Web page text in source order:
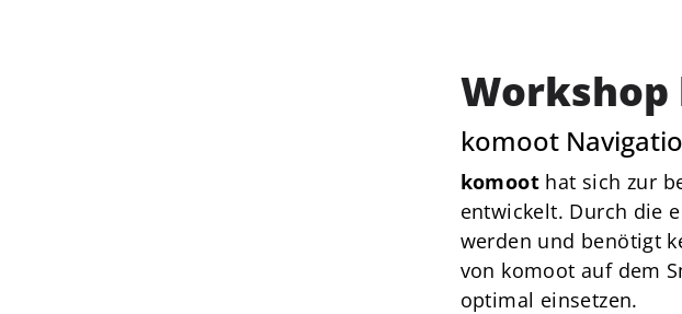
komoot
komoothat sich zur
entwickelt. Durch die
werden und benötigt
von komoot auf dem
optimal einsetzen.